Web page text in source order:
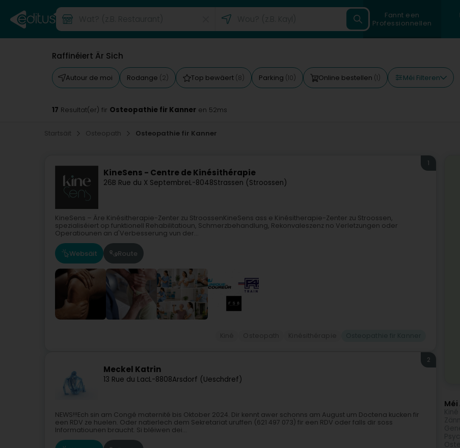
Fannt een
Professionnellen
Raffinéiert Är Sich
Autour de moi Rodange (2) Top bewäert (8) Parking (10) Online bestellen (1) Méi Filteren
17 Resultat(er) fir Osteopathie fir Kanner en 52ms
Startsäit Osteopath Osteopathie fir Kanner
KineSens - Centre de Kinésithérapie
26B Rue du X SeptembreL-8048Strassen (Stroossen)
1
KineSens – Äre Kinésitherapie-Zenter zu StroossenKineSens ass e Kinésitherapie-Zenter zu Stroossen,
spezialiséiert op funktionell Rehabilitatioun, Schmerzbehandlung, Rekonvaleszenz no Verletzungen oder
Operatiounen an d'Verbesserung vun der...
Websäit Route
Meckel Katrin
13 Rue du LacL-8808Arsdorf (Ueschdref)
2
NEWS!!!Ech sin am Congé maternité bis Oktober 2024. Dir kennt awer schonns am August um Doctena kucken fir
een RDV ze huelen. Oder natierlech dem Sekretariat uruffen (621 497 073) fir een RDV oder falls dir soss
Informatiounen braucht. Si bléiwen dei...